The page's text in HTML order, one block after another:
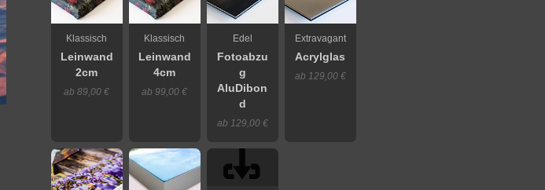
Klassisch
Leinwand
2cm
ab 89,00 €
Klassisch
Leinwand
4cm
ab 99,00 €
Edel
Fotoabzu
g
AluDibon
d
ab 129,00 €
Extravagant
Acrylglas
ab 129,00 €